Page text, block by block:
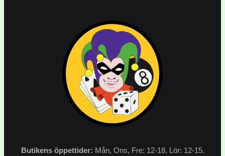
Butikens öppettider: Mån, Ons, Fre: 12-18, Lör: 12-15.